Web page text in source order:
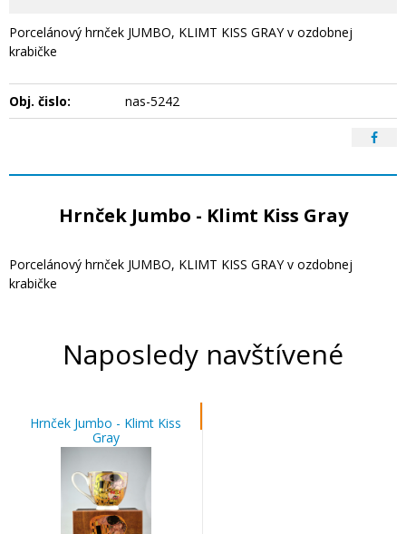
Porcelánový hrnček JUMBO, KLIMT KISS GRAY v ozdobnej
krabičke
Obj. čislo: nas-5242
Hrnček Jumbo - Klimt Kiss Gray
Porcelánový hrnček JUMBO, KLIMT KISS GRAY v ozdobnej
krabičke
Naposledy navštívené
Hrnček Jumbo - Klimt Kiss
Gray